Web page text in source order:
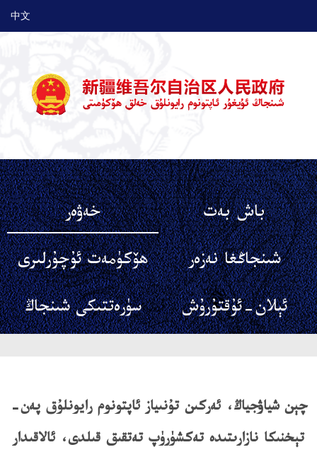
中文
باش بەت
خەۋەر
شىنجاڭغا نەزەر
ھۆكۈمەت ئۇچۇرلىرى
ئېلان-ئۇقتۇرۇش
سۈرەتتىكى شىنجاڭ
چېن شياۋجياڭ، ئەركىن تۇنىياز ئاپتونوم رايونلۇق پەن-
تېخنىكا نازارىتىدە تەكشۈرۈپ تەتقىق قىلدى، ئالاقىدار